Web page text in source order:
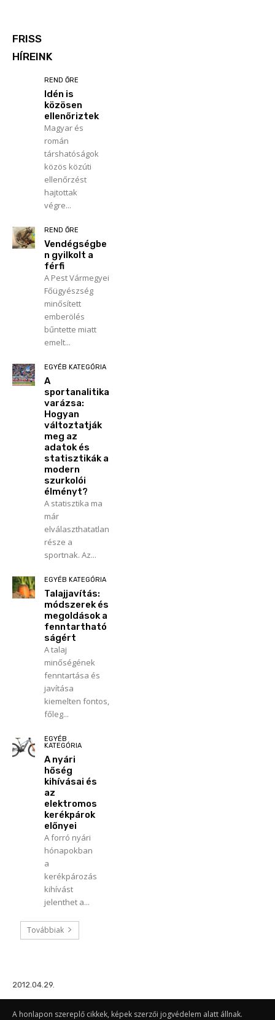
FRISS
HÍREINK
REND ŐRE
Idén is
közösen
ellenőriztek
Magyar és
román
társhatóságok
közös közúti
ellenőrzést
hajtottak
végre...
REND ŐRE
Vendégségbe
n gyilkolt a
férfi
A Pest Vármegyei
Főügyészség
minősített
emberölés
bűntette miatt
emelt...
EGYÉB KATEGÓRIA
A
sportanalitika
varázsa:
Hogyan
változtatják
meg az
adatok és
statisztikák a
modern
szurkolói
élményt?
A statisztika ma
már
elválaszthatatlan
része a
sportnak. Az...
EGYÉB KATEGÓRIA
Talajjavítás:
módszerek és
megoldások a
fenntartható
ságért
A talaj
minőségének
fenntartása és
javítása
kiemelten fontos,
főleg...
EGYÉB
KATEGÓRIA
A nyári
hőség
kihívásai és
az
elektromos
kerékpárok
előnyei
A forró nyári
hónapokban
a
kerékpározás
kihívást
jelenthet a...
Továbbiak
2012.04.29.
A honlapon szereplő cikkek, képek szerzői jogvédelem alatt állnak.